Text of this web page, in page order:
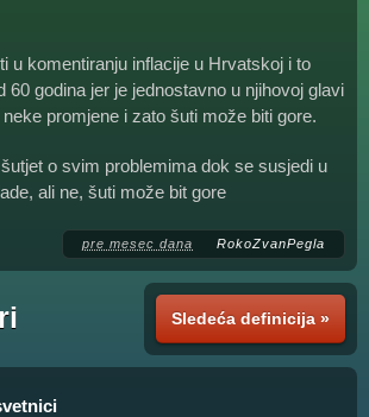
u komentiranju inflacije u Hrvatskoj i to
60 godina jer je jednostavno u njihovoj glavi
promjene i zato šuti može biti gore.
o svim problemima dok se susjedi u
ali ne, šuti može bit gore
pre mesec dana RokoZvanPegla
Sledeća definicija »